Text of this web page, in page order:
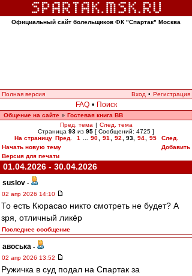
Официальный сайт болельщиков ФК "Спартак" Москва
Полная версия Вход • Регистрация
FAQ • Поиск
Общение на сайте » Гостевая книга ВВ
Пред. тема | След. тема
Страница 93 из 95 [ Сообщений: 4725 ]
На страницу Пред. 1 90 91 92 93, 94 95
След.
Начать новую тему
Добавить
Версия для печати
01.04.2026 - 30.04.2026
suslov -
02 апр 2026 14:10
То есть Кюрасао никто смотреть не будет? А
зря, отличный ликёр
Последнее сообщение
авоська -
02 апр 2026 13:52
Ружичка в суд подал на Спартак за